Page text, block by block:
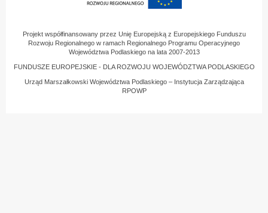
Projekt współfinansowany przez Unię Europejską z Europejskiego Funduszu
Rozwoju Regionalnego w ramach Regionalnego Programu Operacyjnego
Województwa Podlaskiego na lata 2007-2013
FUNDUSZE EUROPEJSKIE - DLA ROZWOJU WOJEWÓDZTWA PODLASKIEGO
Urząd Marszałkowski Województwa Podlaskiego – Instytucja Zarządzająca
RPOWP